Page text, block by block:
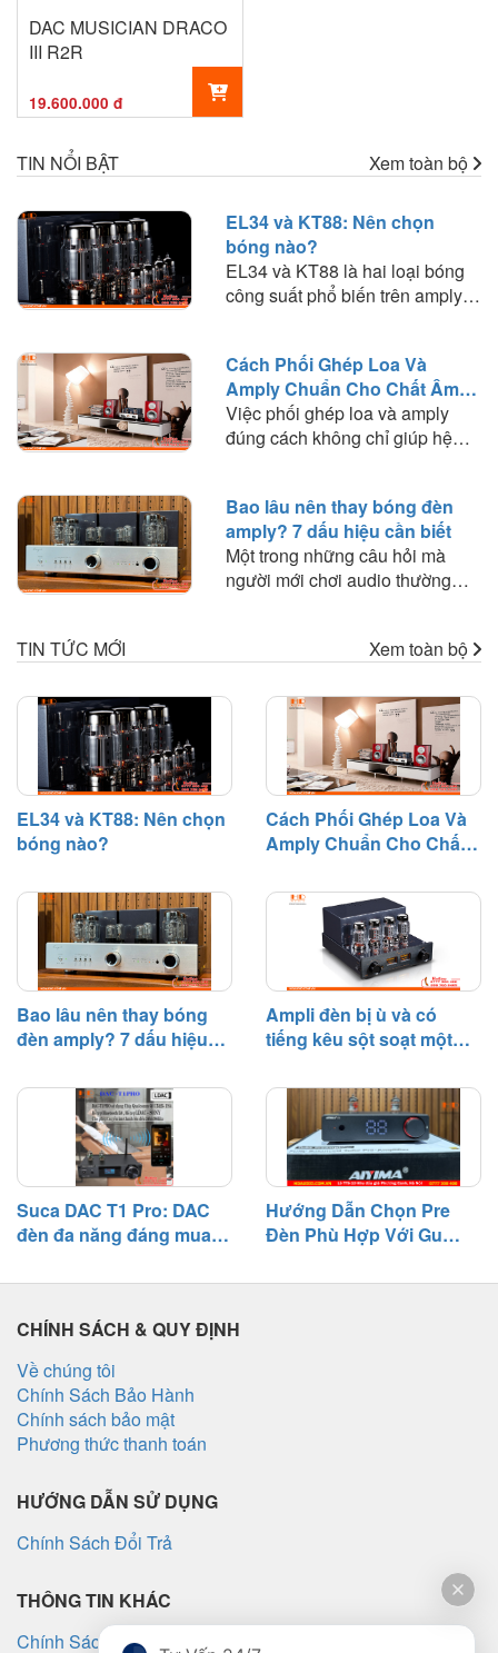
DAC MUSICIAN DRACO
III R2R
19.600.000 đ
TIN NỔI BẬT Xem toàn bộ
EL34 và KT88: Nên chọn
bóng nào?
EL34 và KT88 là hai loại bóng
công suất phổ biến trên amply
phối ghép và lựa chọn loại bóng
phù hợp với nhu cầu nghe
nhạc.
Cách Phối Ghép Loa Và
Amply Chuẩn Cho Chất Âm
Hay
Việc phối ghép loa và amply
đúng cách không chỉ giúp hệ
thanh mà bạn trải nghiệm. Trong
bài viết này, HD Audio sẽ chia
sẻ những nguyên tắc quan trọng
và kinh nghiệm thực tế giúp bạn
dàn âm thanh.
Bao lâu nên thay bóng đèn
amply? 7 dấu hiệu cần biết
Một trong những câu hỏi mà
người mới chơi audio thường
nào cần thay bóng đèn?". Trên
kiện có tuổi thọ nhất định và sẽ
dần suy giảm hiệu suất sau một
thời gian hoạt động.
TIN TỨC MỚI Xem toàn bộ
EL34 và KT88: Nên chọn
bóng nào?
Cách Phối Ghép Loa Và
Amply Chuẩn Cho Chất
Bao lâu nên thay bóng
đèn amply? 7 dấu hiệu
Ampli đèn bị ù và có
tiếng kêu sột soạt một
cách khắc phục
Suca DAC T1 Pro: DAC
đèn đa năng đáng mua
Hướng Dẫn Chọn Pre
Đèn Phù Hợp Với Gu
CHÍNH SÁCH & QUY ĐỊNH
Về chúng tôi
Chính Sách Bảo Hành
Chính sách bảo mật
Phương thức thanh toán
HƯỚNG DẪN SỬ DỤNG
Chính Sách Đổi Trả
THÔNG TIN KHÁC
Chính Sách Vận Chuyển